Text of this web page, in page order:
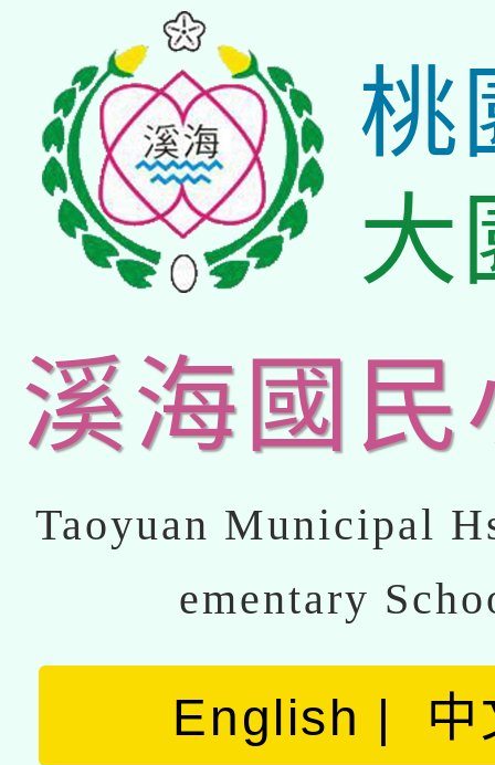
桃
大
溪海國民
Taoyuan Municipal
ementary
English 中